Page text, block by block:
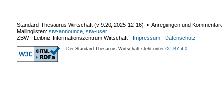
Standard-Thesaurus Wirtschaft (v 9.20 2025-12-16) ▪ Anregungen und
Mailinglisten: stw-announce stw-user
ZBW - Leibniz-Informationszentrum Wirtschaft - Impressum - Datenschutz
Der Standard-Thesaurus Wirtschaft steht unter CC BY 4.0